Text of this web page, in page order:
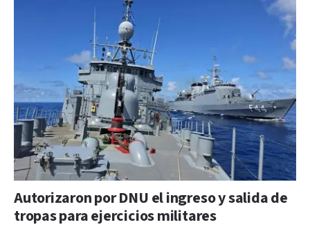
Autorizaron por DNU el ingreso y salida de
tropas para ejercicios militares